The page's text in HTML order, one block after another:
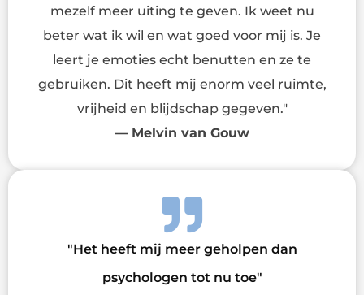
mezelf meer uiting te geven. Ik weet nu
beter wat ik wil en wat goed voor mij is. Je
leert je emoties echt benutten en ze te
gebruiken. Dit heeft mij enorm veel ruimte,
vrijheid en blijdschap gegeven."
— Melvin van Gouw
"Het heeft mij meer geholpen dan
psychologen tot nu toe"